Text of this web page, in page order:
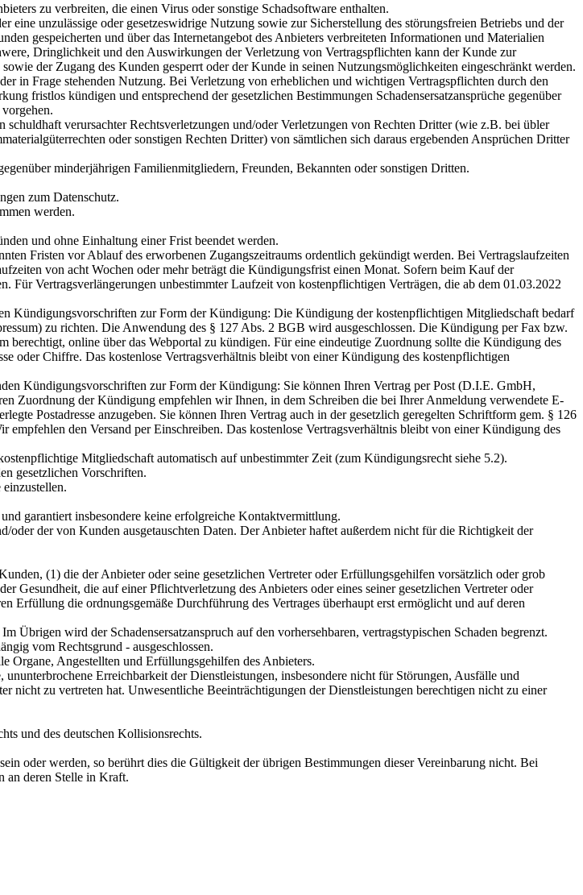
zu verbreiten, die einen Virus oder sonstige Schadsoftware enthalten.
unzulässige oder gesetzeswidrige Nutzung sowie zur Sicherstellung des störungsfreien Betriebs und der
gespeicherten und über das Internetangebot des Anbieters verbreiteten Informationen und Materialien
Dringlichkeit und den Auswirkungen der Verletzung von Vertragspflichten kann der Kunde zur
der Zugang des Kunden gesperrt oder der Kunde in seinen Nutzungsmöglichkeiten eingeschränkt werden.
in Frage stehenden Nutzung. Bei Verletzung von erheblichen und wichtigen Vertragspflichten durch den
fristlos kündigen und entsprechend der gesetzlichen Bestimmungen Schadensersatzansprüche gegenüber
verursachter Rechtsverletzungen und/oder Verletzungen von Rechten Dritter (wie z.B. bei übler
oder sonstigen Rechten Dritter) von sämtlichen sich daraus ergebenden Ansprüchen Dritter
minderjährigen Familienmitgliedern, Freunden, Bekannten oder sonstigen Dritten.
zum Datenschutz.
werden.
und ohne Einhaltung einer Frist beendet werden.
Fristen vor Ablauf des erworbenen Zugangszeitraums ordentlich gekündigt werden. Bei Vertragslaufzeiten
von acht Wochen oder mehr beträgt die Kündigungsfrist einen Monat. Sofern beim Kauf der
Für Vertragsverlängerungen unbestimmter Laufzeit von kostenpflichtigen Verträgen, die ab dem 01.03.2022
Kündigungsvorschriften zur Form der Kündigung: Die Kündigung der kostenpflichtigen Mitgliedschaft bedarf
zu richten. Die Anwendung des § 127 Abs. 2 BGB wird ausgeschlossen. Die Kündigung per Fax bzw.
online über das Webportal zu kündigen. Für eine eindeutige Zuordnung sollte die Kündigung des
oder Chiffre. Das kostenlose Vertragsverhältnis bleibt von einer Kündigung des kostenpflichtigen
Kündigungsvorschriften zur Form der Kündigung: Sie können Ihren Vertrag per Post (D.I.E. GmbH,
Zuordnung der Kündigung empfehlen wir Ihnen, in dem Schreiben die bei Ihrer Anmeldung verwendete E-
Postadresse anzugeben. Sie können Ihren Vertrag auch in der gesetzlich geregelten Schriftform gem. § 126
den Versand per Einschreiben. Das kostenlose Vertragsverhältnis bleibt von einer Kündigung des
Mitgliedschaft automatisch auf unbestimmter Zeit (zum Kündigungsrecht siehe 5.2).
gesetzlichen Vorschriften.
garantiert insbesondere keine erfolgreiche Kontaktvermittlung.
der von Kunden ausgetauschten Daten. Der Anbieter haftet außerdem nicht für die Richtigkeit der
(1) die der Anbieter oder seine gesetzlichen Vertreter oder Erfüllungsgehilfen vorsätzlich oder grob
Gesundheit, die auf einer Pflichtverletzung des Anbieters oder eines seiner gesetzlichen Vertreter oder
die ordnungsgemäße Durchführung des Vertrages überhaupt erst ermöglicht und auf deren
Übrigen wird der Schadensersatzanspruch auf den vorhersehbaren, vertragstypischen Schaden begrenzt.
vom Rechtsgrund - ausgeschlossen.
Organe, Angestellten und Erfüllungsgehilfen des Anbieters.
Erreichbarkeit der Dienstleistungen, insbesondere nicht für Störungen, Ausfälle und
nicht zu vertreten hat. Unwesentliche Beeinträchtigungen der Dienstleistungen berechtigen nicht zu einer
und des deutschen Kollisionsrechts.
oder werden, so berührt dies die Gültigkeit der übrigen Bestimmungen dieser Vereinbarung nicht. Bei
an deren Stelle in Kraft.